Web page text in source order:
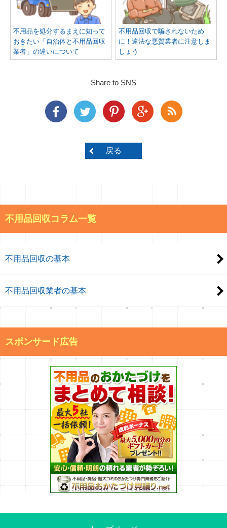
不用品を処分するまえに知って
おきたい「自治体と不用品回収
業者」の違いについて
不用品回収で騙されないため
に！違法な悪質業者に注意しま
しょう
Share to SNS
戻る
不用品回収コラム一覧
不用品回収の基本
不用品回収業者の基本
スポンサード広告